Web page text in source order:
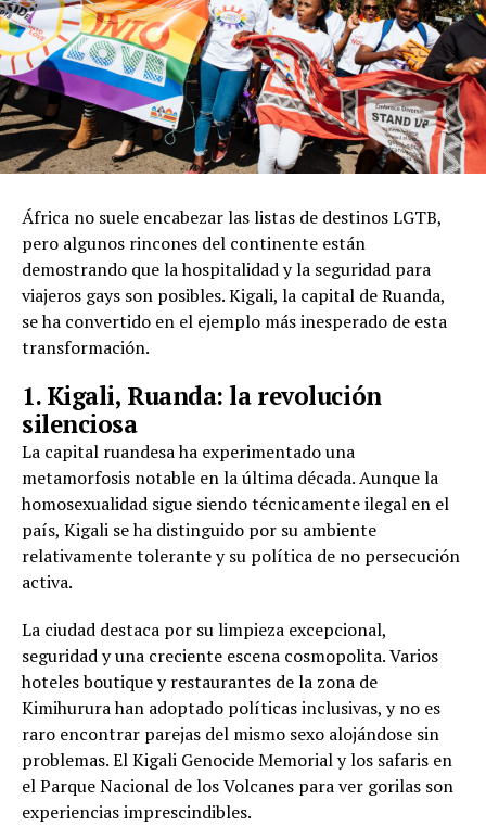
África no suele encabezar las listas de destinos LGTB,
pero algunos rincones del continente están
demostrando que la hospitalidad y la seguridad para
viajeros gays son posibles. Kigali, la capital de Ruanda,
se ha convertido en el ejemplo más inesperado de esta
transformación.
1. Kigali, Ruanda: la revolución
silenciosa
La capital ruandesa ha experimentado una
metamorfosis notable en la última década. Aunque la
homosexualidad sigue siendo técnicamente ilegal en el
país, Kigali se ha distinguido por su ambiente
relativamente tolerante y su política de no persecución
activa.
La ciudad destaca por su limpieza excepcional,
seguridad y una creciente escena cosmopolita. Varios
hoteles boutique y restaurantes de la zona de
Kimihurura han adoptado políticas inclusivas, y no es
raro encontrar parejas del mismo sexo alojándose sin
problemas. El Kigali Genocide Memorial y los safaris en
el Parque Nacional de los Volcanes para ver gorilas son
experiencias imprescindibles.